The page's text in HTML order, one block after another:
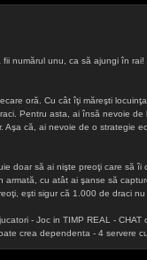
numărul unu, ca să ajungi în
oră. Cu cât îţi măreşti
Pentru asta, ai însă nevoie
Aşa că, ai nevoie de o strategie
doar să ai nişte preoţi care să
cu atât ai şanse să
eşti sigur că 1.000 de draci
- Joc in TIMP REAL -
crea dependenta - 4 servere